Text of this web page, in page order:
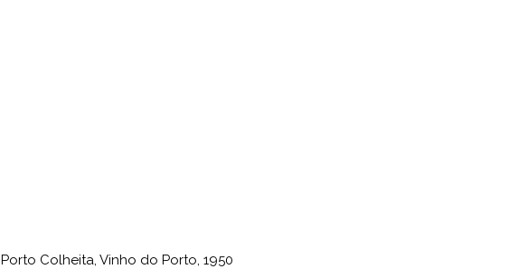
Porto Colheita, Vinho do Porto, 1950